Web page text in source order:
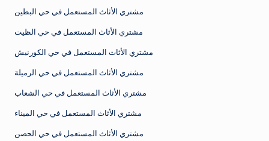
مشتري الأثاث المستعمل في حي البطين
مشتري الأثاث المستعمل في حي الظيت
مشتري الأثاث المستعمل في حي الكورنيش
مشتري الأثاث المستعمل في حي الرميلة
مشتري الأثاث المستعمل في حي الشعاب
مشتري الأثاث المستعمل في حي الميناء
مشتري الأثاث المستعمل في حي الحصن